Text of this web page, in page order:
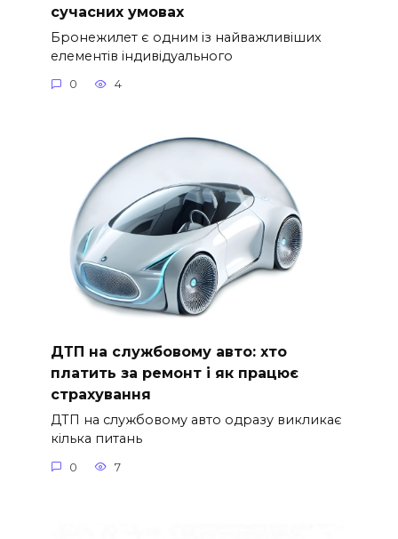
сучасних умовах
Бронежилет є одним із найважливіших
елементів індивідуального
0 4
ДТП на службовому авто: хто
платить за ремонт і як працює
страхування
ДТП на службовому авто одразу викликає
кілька питань
0 7